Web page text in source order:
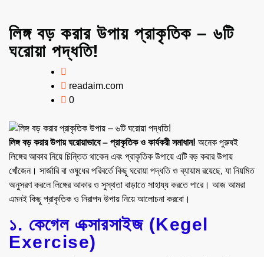
লিঙ্গ বড় করার উপায় প্রাকৃতিক – ৬টি
ঘরোয়া পদ্ধতি!
readaim.com
0
লিঙ্গ বড় করার উপায়ঘরোয়াভাবে – প্রাকৃতিক ও কার্যকরী সমাধান! অনেক পুরুষই
লিঙ্গের আকার নিয়ে চিন্তিত থাকেন এবং প্রাকৃতিক উপায়ে এটি বড় করার উপায়
খোঁজেন। সার্জারি বা ওষুধের পরিবর্তে কিছু ঘরোয়া পদ্ধতি ও ব্যায়াম রয়েছে, যা নিয়মিত
অনুসরণ করলে লিঙ্গের আকার ও সুস্থতা বাড়াতে সাহায্য করতে পারে। আজ আমরা
এমনই কিছু প্রাকৃতিক ও নিরাপদ উপায় নিয়ে আলোচনা করবো।
১. কেগেল এক্সারসাইজ (Kegel
Exercise)